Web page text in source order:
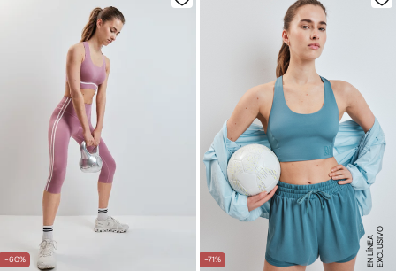
-60% -71% E
X
C
L
U
SI
V
O
E
N
LÍ
N
E
A